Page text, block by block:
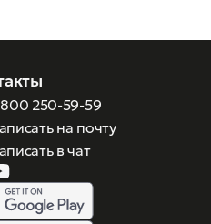
250-59-59
на почту
в чат